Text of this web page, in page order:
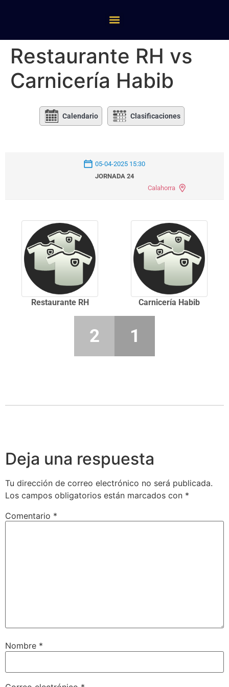
Restaurante RH vs
Carnicería Habib
Calendario Clasificaciones
05-04-2025 15:30
JORNADA 24
Calahorra
Restaurante RH Carnicería Habib
2 1
Deja una respuesta
Tu dirección de correo electrónico no será publicada.
Los campos obligatorios están marcados con *
Comentario *
Nombre *